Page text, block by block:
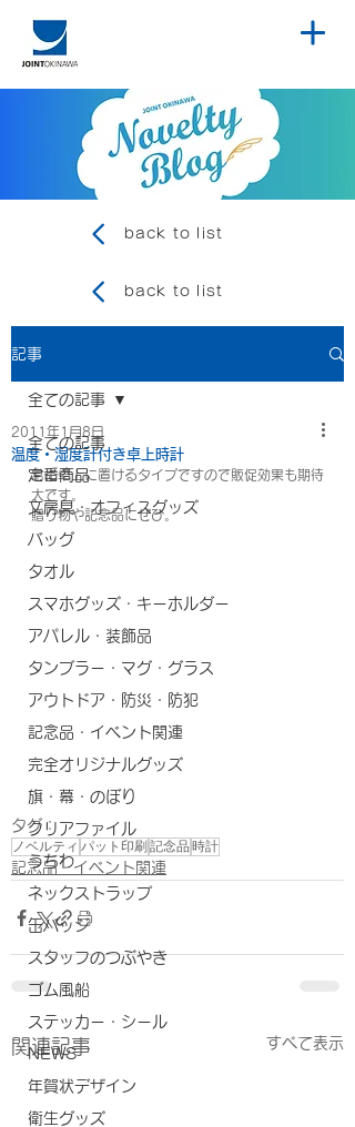
back to list
back to list
記事
全ての記事
定番商品
文房具・オフィスグッズ
バッグ
タオル
スマホグッズ・キーホルダー
アパレル・装飾品
タンブラー・マグ・グラス
アウトドア・防災・防犯
記念品・イベント関連
完全オリジナルグッズ
旗・幕・のぼり
クリアファイル
うちわ
ネックストラップ
缶バッジ
スタッフのつぶやき
ゴム風船
ステッカー・シール
NEWS
年賀状デザイン
衛生グッズ
全ての記事
温度・湿度計付き卓上時計
2011年1月8日
常に卓上に置けるタイプですので販促効果も期待
大です。
贈り物や記念品にぜひ。
タグ：
ノベルティ パット印刷 記念品 時計
記念品・イベント関連
関連記事 すべて表示